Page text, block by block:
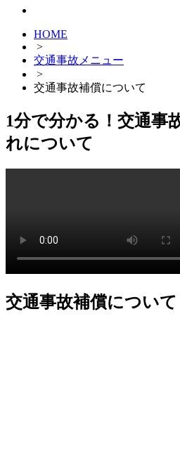
HOME
>
交通事故メニュー
>
交通事故補償について
1分で分かる！交通事
れについて
交通事故補償について